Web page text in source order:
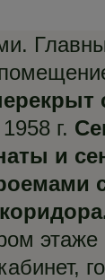
г.
и